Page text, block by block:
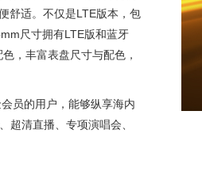
舒适。不仅是LTE版本，包
尺寸拥有LTE版和蓝牙
，丰富表盘尺寸与配色，
员的用户，能够纵享海内
超清直播、专项演唱会、